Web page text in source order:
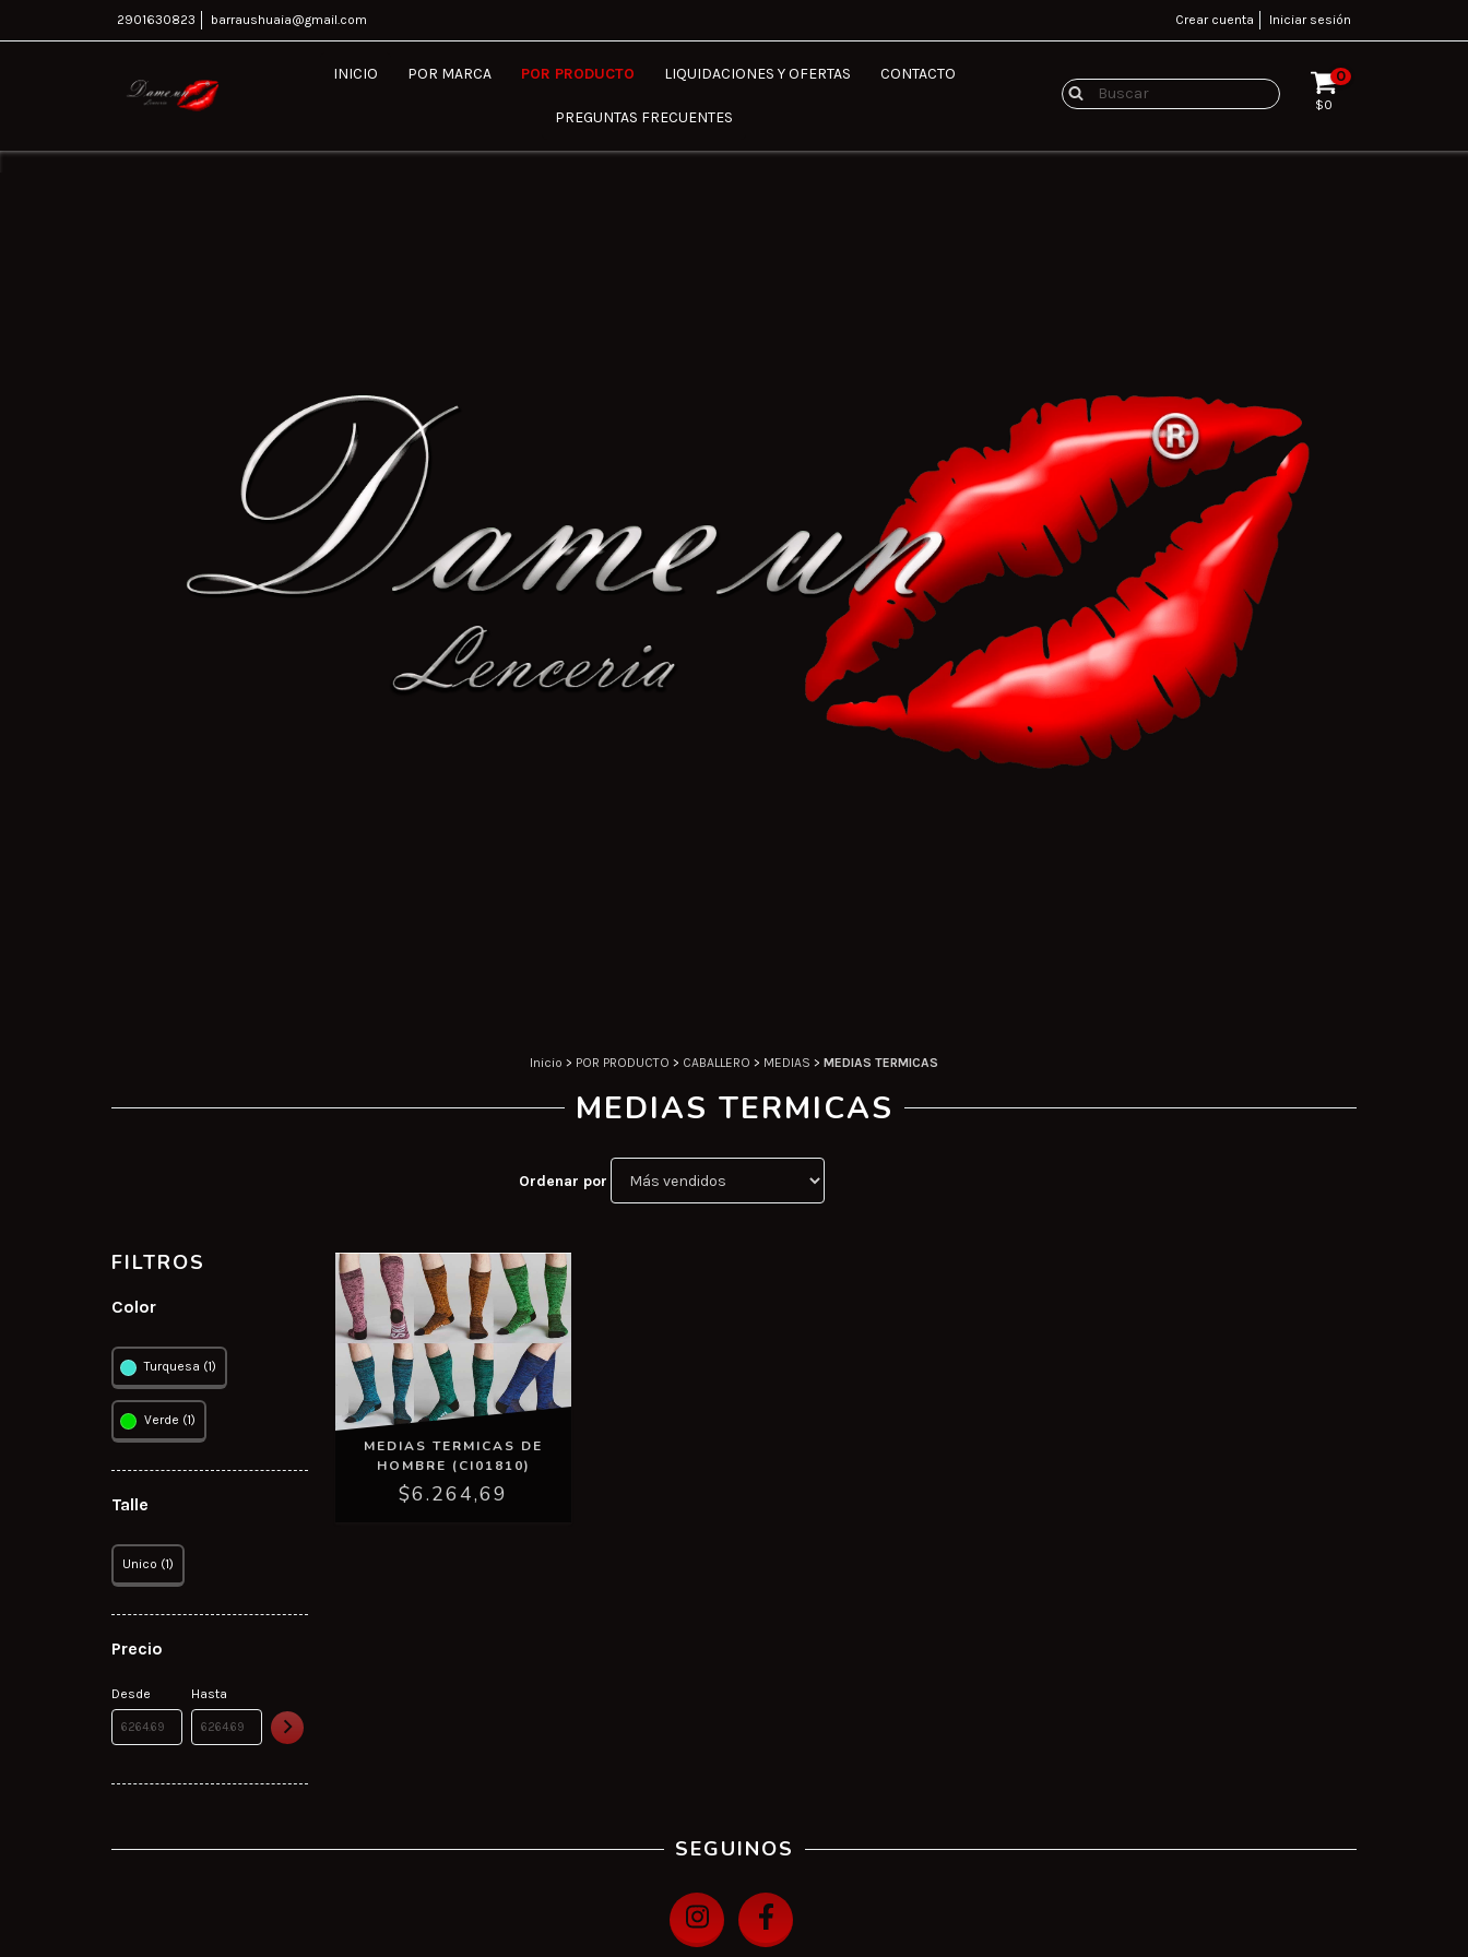
2901630823 barraushuaia@gmail.com Crear cuenta Iniciar sesión
INICIO POR MARCA POR PRODUCTO LIQUIDACIONES Y OFERTAS CONTACTO
PREGUNTAS FRECUENTES
0
$0
Inicio > POR PRODUCTO > CABALLERO > MEDIAS > MEDIAS TERMICAS
MEDIAS TERMICAS
Ordenar por
FILTROS
Color
Turquesa (1)
Verde (1)
Talle
Unico (1)
Precio
Desde Hasta
MEDIAS TERMICAS DE
HOMBRE (CI01810)
$6.264,69
SEGUINOS